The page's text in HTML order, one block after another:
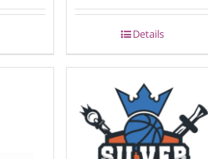
Details